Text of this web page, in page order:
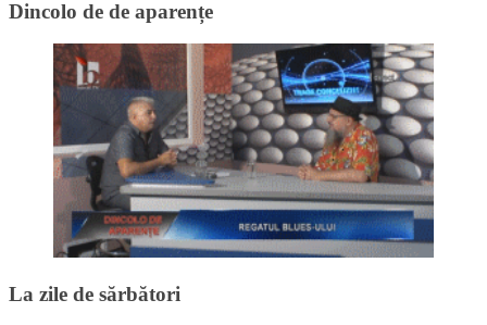
Dincolo de de aparențe
La zile de sărbători